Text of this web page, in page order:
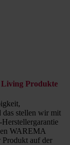
Produkte
das stellen wir mit
WAREMA
Produkt auf der